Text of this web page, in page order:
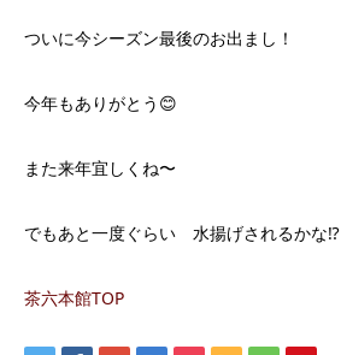
ついに今シーズン最後のお出まし！
今年もありがとう😊
また来年宜しくね〜
でもあと一度ぐらい 水揚げされるかな⁉️
茶六本館TOP